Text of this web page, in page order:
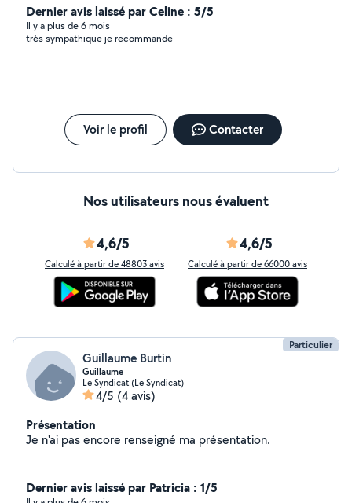
au devoirs dans presque toutes les matières.
Dernier avis laissé par Celine : 5/5
Il y a plus de 6 mois
très sympathique je recommande
Voir le profil Contacter
Nos utilisateurs nous évaluent
4,6/5
Calculé à partir de 48803 avis
4,6/5
Calculé à partir de 66000 avis
Particulier
Guillaume Burtin
Guillaume
Le Syndicat (Le Syndicat)
4/5 (4 avis)
Présentation
Je n'ai pas encore renseigné ma présentation.
Dernier avis laissé par Patricia : 1/5